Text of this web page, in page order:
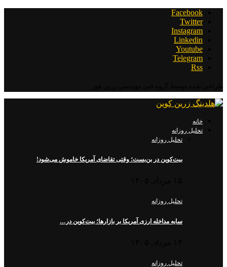
Facebook
Twitter
Instagram
Linkedin
Youtube
Telegram
Rss
خانه
تحلیل روزانه
تحلیل روزانه
بیت‌کوین در بن‌بست؛ وقتی تقاضای آمریکا خاموش می‌شود!
تحلیل روزانه
سایه مداخله ارزی آمریکا بر بازارها؛ بیت‌کوین در…
تحلیل روزانه